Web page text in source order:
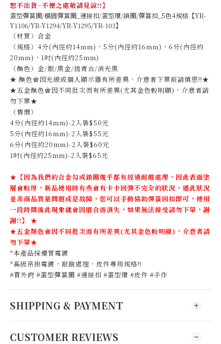
恕不出貨~不便之處敬請見諒!!】
蛋型彈簧圈/橢圓彈簧圈_連接扣/蛋型環/鎖圈/彈簧扣_5色4規格【YR-
Y1106/YR-Y1294/YR-Y1295/YR-103】
（材質）合金
（規格）4分(內徑約14mm)，5分(內徑約16mm)，6分(內徑約
20mm)，1吋(內徑約25mm)
（顏色）金/銀/黑金/拋青古/消光黑
★ 顏色會因光線或個人顯示器有所差異，介意者下單前請慎思!!★
★五金顏色會因不同批次而有所差異(尤其金色較明顯)，介意者請
勿下單★
（售價）
4分(內徑約14mm)-2入裝$50元
5分(內徑約16mm)-2入裝$55元
6分(內徑約20mm)-2入裝$60元
1吋(內徑約25mm)-2入裝$65元
★【因為我們的合金勾或鎖圈幾乎都有經過耐酸處理，因此表面塗
層會較厚，新品使用時有些會有卡卡回彈不完全的狀況，遇此狀況
並非商品質量問題或是故障，您可以手動協助彈簧回扣即可，使用
一段時間後此現象就會因磨合而消失，如果無法接受請勿下單，謝
謝!!】
★
★五金顏色會因不同批次而有所差異(尤其金色較明顯)，介意者請
勿下單★
*本產品採優質電鍍
*高級吊掛電鍍，耐酸處理，皮件專用規格!!
#買外府 #蛋型彈簧圈 #連接扣 #蛋型環 #皮件 #手作
SHIPPING & PAYMENT
CUSTOMER REVIEWS